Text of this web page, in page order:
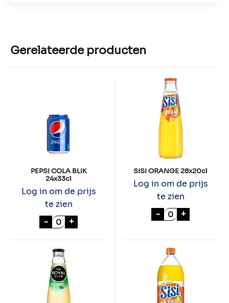
Gerelateerde producten
PEPSI COLA BLIK
24x33cl
Log in om de prijs
te zien
- PEPSI COLA BLIK 24x33cl aantal
+
SISI ORANGE 28x20cl
Log in om de prijs
te zien
- SISI ORANGE
+